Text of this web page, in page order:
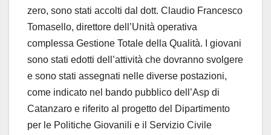
zero, sono stati accolti dal dott. Claudio Francesco
Tomasello, direttore dell’Unità operativa
complessa Gestione Totale della Qualità. I giovani
sono stati edotti dell’attività che dovranno svolgere
e sono stati assegnati nelle diverse postazioni,
come indicato nel bando pubblico dell’Asp di
Catanzaro e riferito al progetto del Dipartimento
per le Politiche Giovanili e il Servizio Civile